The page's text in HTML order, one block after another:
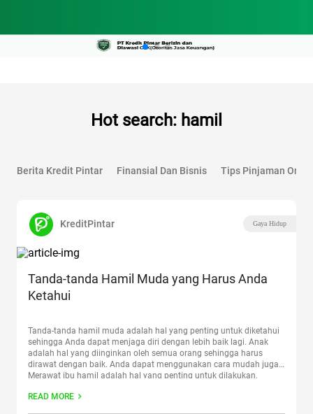
Hot search: hamil
Berita Kredit Pintar Finansial Dan Bisnis Tips Pinjaman
KreditPintar Gaya Hidup
Tanda-tanda Hamil Muda yang Harus Anda
Ketahui
Tanda-tanda hamil muda adalah hal yang penting untuk diketahui
sehingga Anda dapat menjaga diri dengan lebih baik lagi. Anak
adalah hal yang diinginkan oleh semua orang sehingga harus
dirawat dengan baik. Anda dapat menggunakan cara mudah juga.
Merawat ibu hamil adalah hal yang penting untuk dilakukan.
reading“Tanda-tanda Hamil Muda yang Harus Anda Ketahui”
READ MORE